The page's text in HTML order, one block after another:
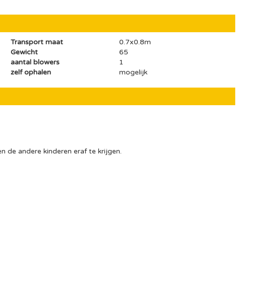
Transport maat
0.7x0.8m
Gewicht
65
aantal blowers
1
zelf ophalen
mogelijk
de andere kinderen eraf te krijgen.